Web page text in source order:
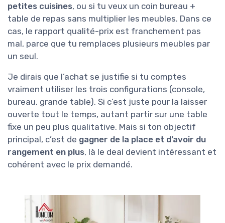
petites cuisines, ou si tu veux un coin bureau +
table de repas sans multiplier les meubles. Dans ce
cas, le rapport qualité-prix est franchement pas
mal, parce que tu remplaces plusieurs meubles par
un seul.
Je dirais que l’achat se justifie si tu comptes
vraiment utiliser les trois configurations (console,
bureau, grande table). Si c’est juste pour la laisser
ouverte tout le temps, autant partir sur une table
fixe un peu plus qualitative. Mais si ton objectif
principal, c’est de gagner de la place et d’avoir du
rangement en plus, là le deal devient intéressant et
cohérent avec le prix demandé.